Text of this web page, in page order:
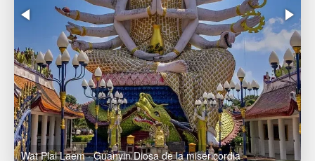
Wat Plai Laem · Guanyin Diosa de la misericordia